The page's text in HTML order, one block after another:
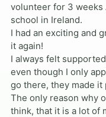
volunteer for 3 weeks
school in Ireland.
I had an exciting and
it again!
I always felt
even though I only
go there, they made it
The only reason why
think, that it is a lot of